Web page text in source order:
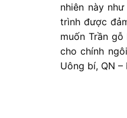
nhiên này
trình được
muốn Trần
cho chính
Uông bí, QN